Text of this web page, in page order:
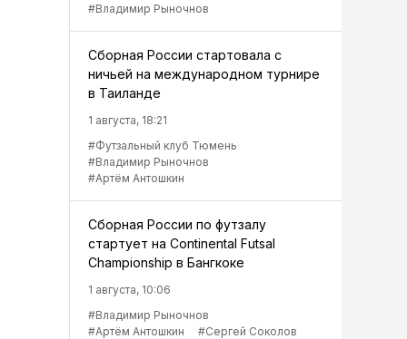
#Владимир Рыночнов
Сборная России стартовала с
ничьей на международном турнире
в Таиланде
1 августа, 18:21
#Футзальный клуб Тюмень
#Владимир Рыночнов
#Артём Антошкин
Сборная России по футзалу
стартует на Continental Futsal
Championship в Бангкоке
1 августа, 10:06
#Владимир Рыночнов
#Артём Антошкин
#Сергей Соколов